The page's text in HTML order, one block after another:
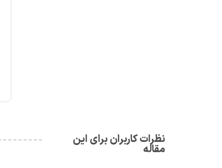
نظرات کاربران برای این
مقاله